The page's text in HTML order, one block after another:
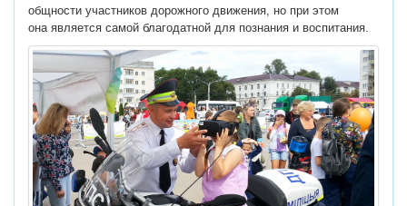
общности участников дорожного движения, но при этом
она является самой благодатной для познания и воспитания.